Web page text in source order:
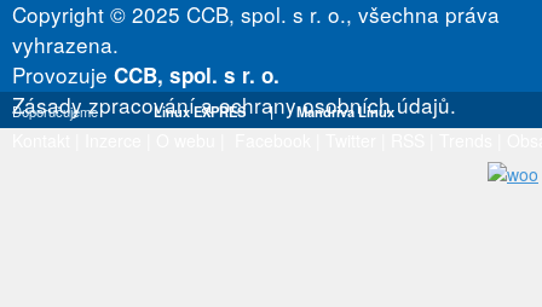
Copyright © 2025 CCB, spol. s r. o., všechna práva
vyhrazena.
Provozuje CCB, spol. s r. o.
Zásady zpracování a ochrany osobních údajů.
Doporučujeme Linux EXPRES | Mandriva Linux